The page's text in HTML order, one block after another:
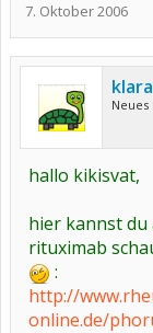
7. Oktober 2006
Neues
hallo kikisvat,
hier kannst
rituximab
:
http://
online.de/